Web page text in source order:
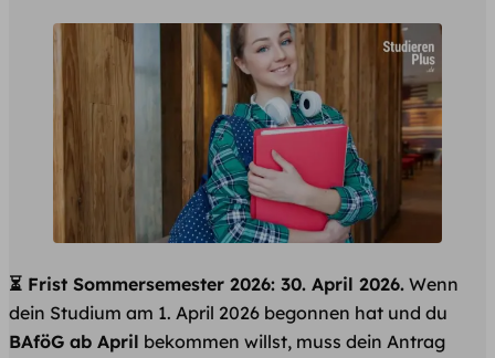
⏳ Frist Sommersemester 2026: 30. April 2026. Wenn
dein Studium am 1. April 2026 begonnen hat und du
BAföG ab April bekommen willst, muss dein Antrag